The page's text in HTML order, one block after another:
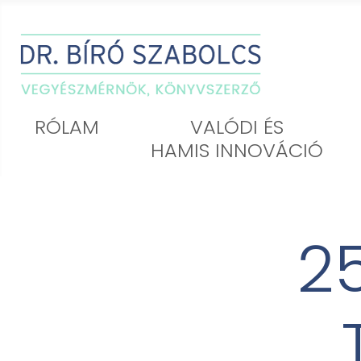
RÓLAM
VALÓDI ÉS
HAMIS INNOVÁCIÓ